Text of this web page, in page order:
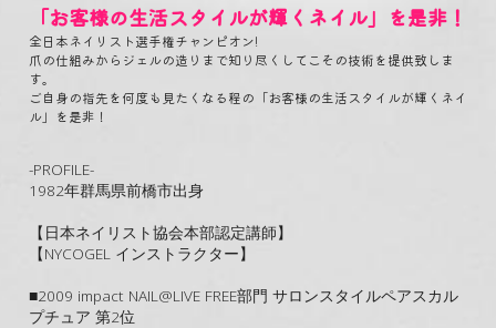
「お客様の生活スタイルが輝くネイル」を是非！
全日本ネイリスト選手権チャンピオン!
爪の仕組みからジェルの造りまで知り尽くしてこその技術を提供致しま
す。
ご自身の指先を何度も見たくなる程の「お客様の生活スタイルが輝くネイ
ル」を是非！
-PROFILE-
1982年群馬県前橋市出身
【日本ネイリスト協会本部認定講師】
【NYCOGEL インストラクター】
■2009 impact NAIL@LIVE FREE部門 サロンスタイルペアスカル
プチュア 第2位